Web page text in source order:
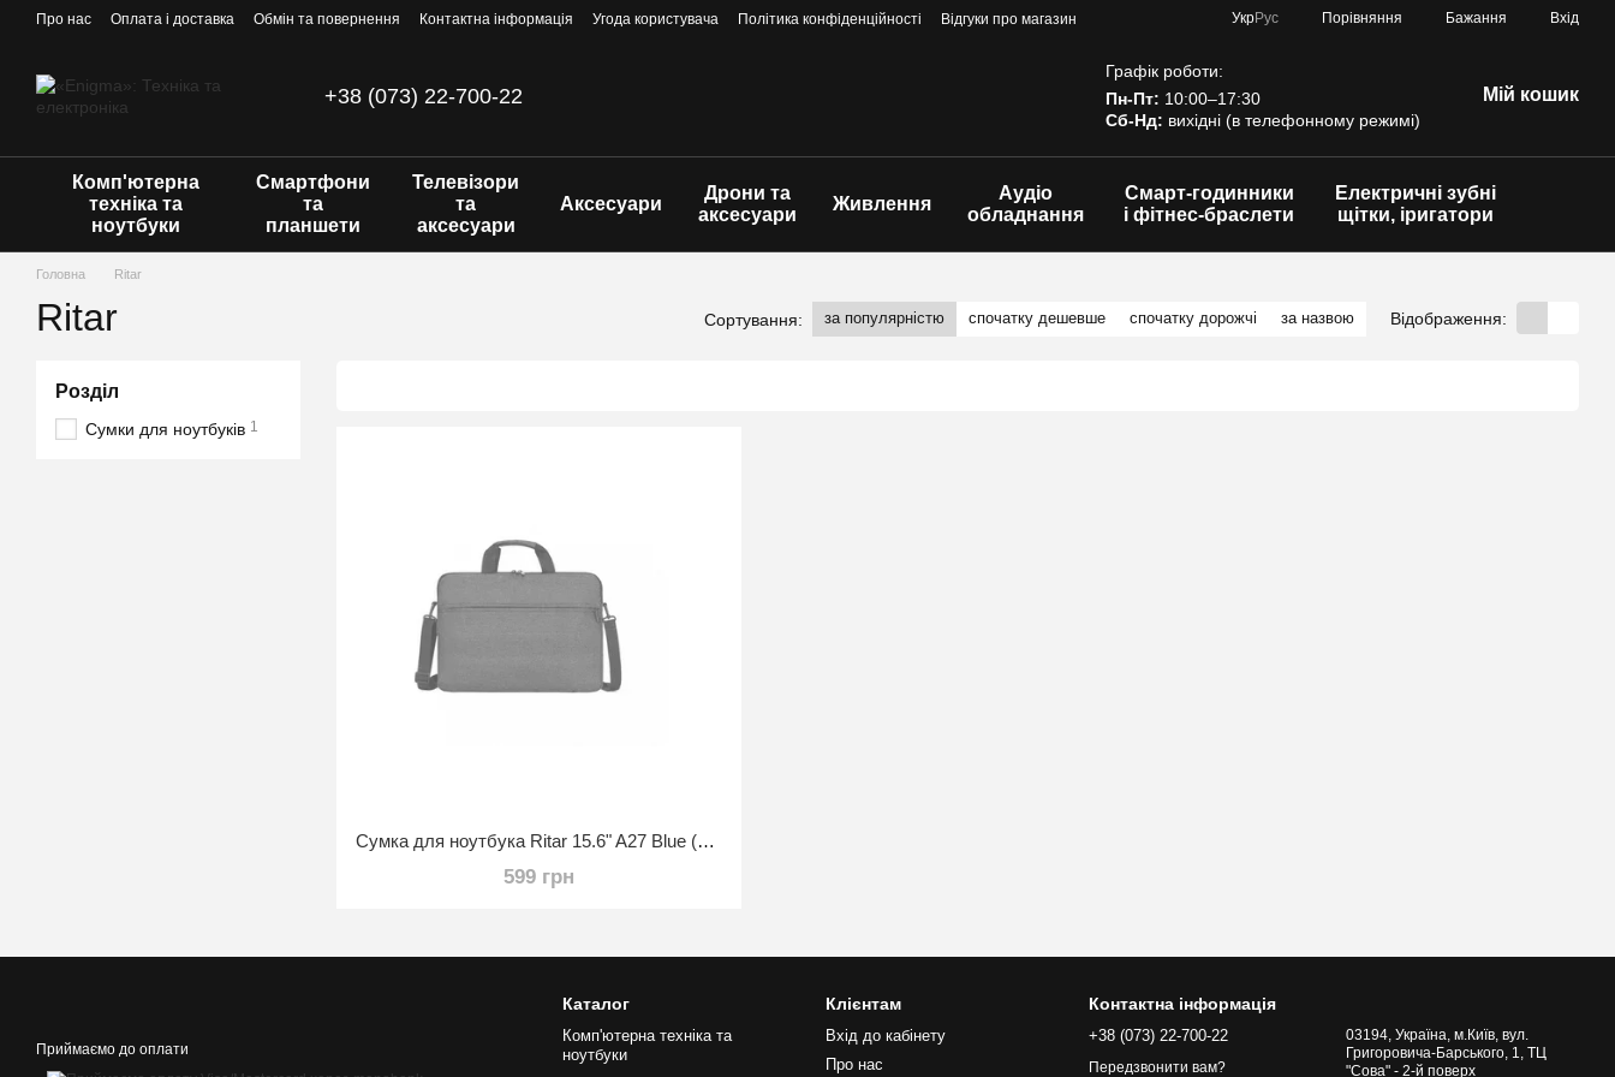
Перейти до основного контенту
Про нас Оплата і доставка Обмін та повернення Контактна інформація Угода користувача Політика конфіденційності Відгуки про магазин УкрРус Порівняння Бажання Вхід
+38 (073) 22-700-22
Графік роботи:
Пн-Пт: 10:00–17:30
Сб-Нд: вихідні (в телефонному режимі)
Мій кошик
Комп'ютерна
техніка та
ноутбуки
Смартфони
та
планшети
Телевізори
та
аксесуари
Аксесуари
Дрони та
аксесуари
Живлення
Аудіо
обладнання
Смарт-годинники
і фітнес-браслети
Електричні зубні
щітки, іригатори
Головна Ritar
Ritar Сортування: за популярністю спочатку дешевше спочатку дорожчі за назвою Відображення:
Сумка для ноутбука Ritar 15.6" A27 Blue (YT-A27-Be15.6")
599 грн
Розділ
Сумки для ноутбуків 1
Приймаємо до оплати
Каталог
Комп'ютерна техніка та
ноутбуки
Клієнтам
Вхід до кабінету
Про нас
Контактна інформація
+38 (073) 22-700-22
Передзвонити вам?
03194, Україна, м.Київ, вул.
Григоровича-Барського, 1, ТЦ
"Сова" - 2-й поверх